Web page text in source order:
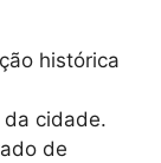
histórica
cidade.
de